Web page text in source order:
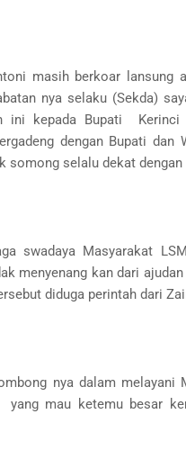
masih berkoar lansung
nya selaku (Sekda)
ini kepada Bupati
dengan Bupati dan
somong selalu dekat dengan
swadaya Masyarakat
menyenang kan dari
diduga perintah dari
nya dalam melayani
mau ketemu besar